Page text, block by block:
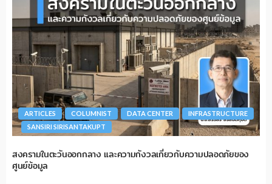
ARTICLES COLUMNIST DATA CENTER
INFRASTRUCTURE
SANSIRI SIRISANTAKUPT
สงครามในตะวันออกกลาง และความกังวลเกี่ยวกับความปลอดภัยของ
ศูนย์ข้อมูล